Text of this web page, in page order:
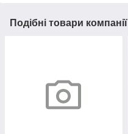
Подібні товари компанії